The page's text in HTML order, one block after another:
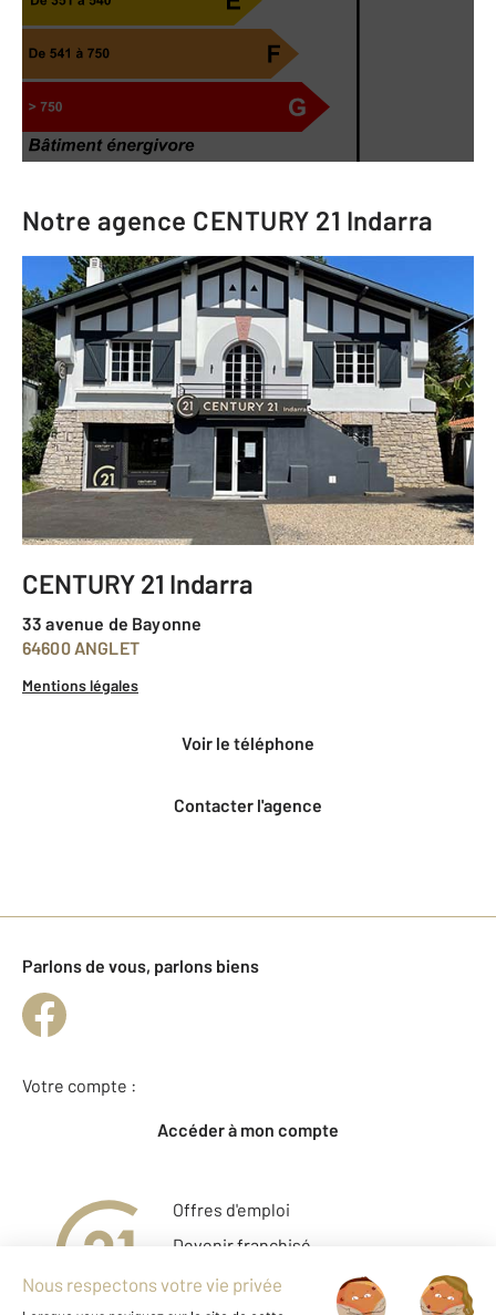
Notre agence CENTURY 21 Indarra
CENTURY 21 Indarra
33 avenue de Bayonne
64600 ANGLET
Mentions légales
voir le téléphone
Contacter l'agence
Parlons de vous, parlons biens
Votre compte :
Accéder à mon compte
Offres d'emploi
Devenir franchisé
Entreprise et commerce